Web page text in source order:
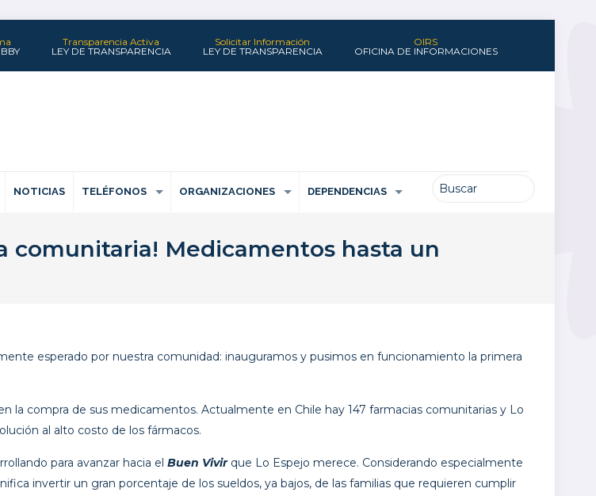
OIRS
OFICINA DE INFORMACIONES
Solicitar Información
LEY DE TRANSPARENCIA
Transparencia Activa
LEY DE TRANSPARENCIA
NOTICIAS TELÉFONOS ORGANIZACIONES DEPENDENCIAS
comunitaria! Medicamentos hasta un
esperado por nuestra comunidad: inauguramos y pusimos en funcionamiento la primera
la compra de sus medicamentos. Actualmente en Chile hay 147 farmacias comunitarias y Lo
al alto costo de los fármacos.
para avanzar hacia elBuen Vivir que Lo Espejo merece. Considerando especialmente
invertir un gran porcentaje de los sueldos, ya bajos, de las familias que requieren cumplir